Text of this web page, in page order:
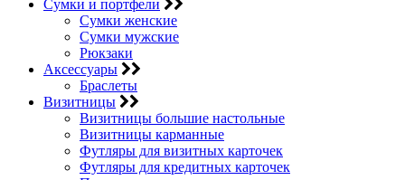
Сумки и портфели
Сумки женские
Сумки мужские
Рюкзаки
Аксессуары
Браслеты
Визитницы
Визитницы большие настольные
Визитницы карманные
Футляры для визитных карточек
Футляры для кредитных карточек